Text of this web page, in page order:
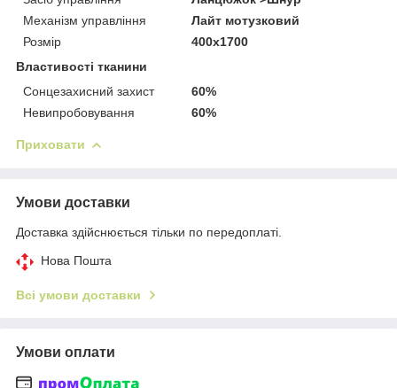
Механізм управління
Лайт мотузковий
Розмір
400х1700
Властивості тканини
Сонцезахисний захист
60%
Невипробовування
60%
Приховати
Умови доставки
Доставка здійснюється тільки по передоплаті.
Нова Пошта
Всі умови доставки
Умови оплати